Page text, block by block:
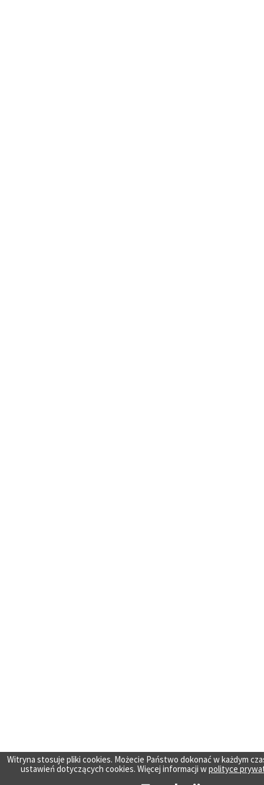
Witryna stosuje pliki cookies. Możecie Państwo dokonać w każdym
ustawień dotyczących cookies. Więcej informacji wpolityce